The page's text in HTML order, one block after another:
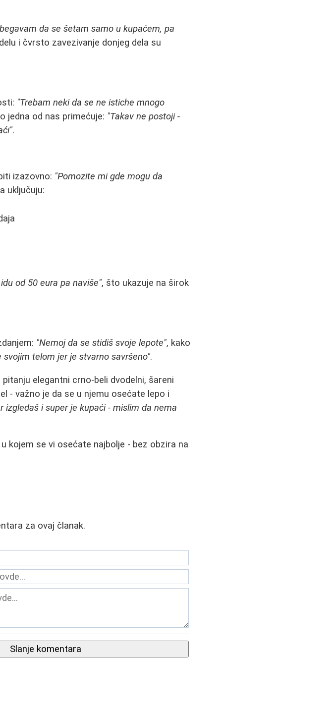
da se šetam samo u kupaćem, pa
i čvrsto zavezivanje donjeg dela su
"Trebam neki da se ne istiche mnogo
jedna od nas primećuje: "Takav ne postoji -
.
izazovno: "Pomozite mi gde mogu da
uključuju:
od 50 eura pa naviše", što ukazuje na širok
"Nemoj da se stidiš svoje lepote", kako
svojim telom jer je stvarno savršeno".
elegantni crno-beli dvodelni, šareni
- važno je da se u njemu osećate lepo i
izgledaš i super je kupaći - mislim da nema
kojem se vi osećate najbolje - bez obzira na
za ovaj članak.
Slanje komentara